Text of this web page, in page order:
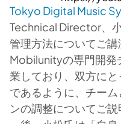
Tokyo Digital Music
Technical Director、
管理方法についてご
Mobilunityの専門開発
業しており、双方に
であるように、チー
ンの調整についてご